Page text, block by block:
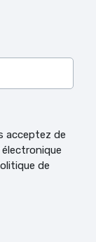
acceptez de
de